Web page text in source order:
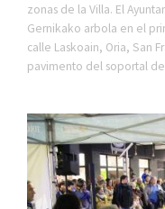
zonas de la Villa. El
Gernikako arbola en el
calle Laskoain, Oria, San
pavimento del soportal